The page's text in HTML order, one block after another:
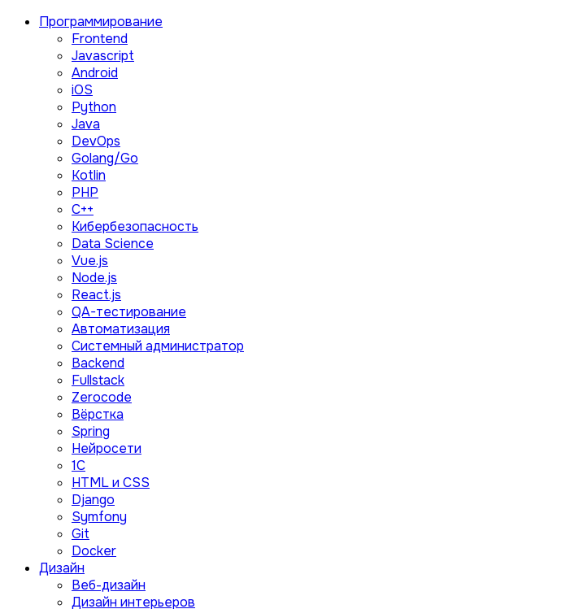
Программирование
Frontend
Javascript
Android
iOS
Python
Java
DevOps
Golang/Go
Kotlin
PHP
C++
Кибербезопасность
Data Science
Vue.js
Node.js
React.js
QA-тестирование
Автоматизация
Системный администратор
Backend
Fullstack
Zerocode
Вёрстка
Spring
Нейросети
1C
HTML и CSS
Django
Symfony
Git
Docker
Дизайн
Веб-дизайн
Дизайн интерьеров